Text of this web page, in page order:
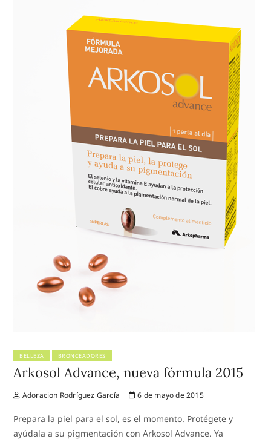
BELLEZA BRONCEADORES
Arkosol Advance, nueva fórmula 2015
Adoracion Rodríguez García 6 de mayo de 2015
Prepara la piel para el sol, es el momento. Protégete y
ayúdala a su pigmentación con Arkosol Advance. Ya